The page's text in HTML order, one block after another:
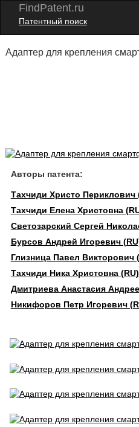
FindPatent.ru
Патентный поиск
Адаптер для крепления
Авторы патента:
Тахчиди Христо Периклович
Тахчиди Елена Христовна
Светозарский Сергей
Бурсов Андрей Игоревич
Глизница Павел Викторович
Тахчиди Ника Христовна (RU)
Дмитриева Анастасия
Никифоров Петр Игоревич